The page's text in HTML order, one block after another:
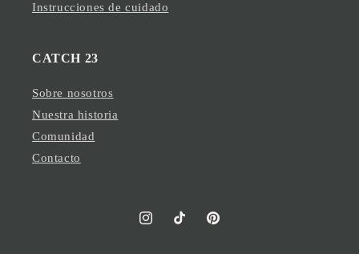
Instrucciones de cuidado
CATCH 23
Sobre nosotros
Nuestra historia
Comunidad
Contacto
InstagramTikTok Pinterest